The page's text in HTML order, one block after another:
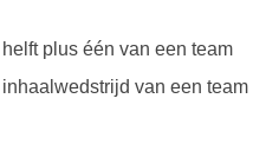
plus één van een team
van een team